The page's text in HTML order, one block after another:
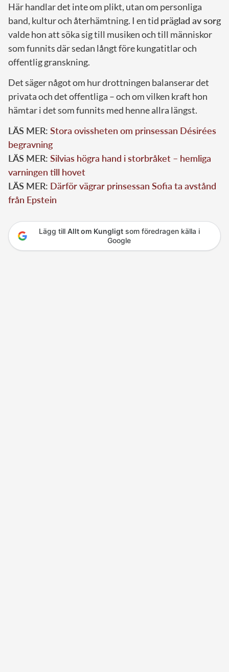
Här handlar det inte om plikt, utan om personliga
band, kultur och återhämtning. I en tid präglad av sorg
valde hon att söka sig till musiken och till människor
som funnits där sedan långt före kungatitlar och
offentlig granskning.
Det säger något om hur drottningen balanserar det
privata och det offentliga – och om vilken kraft hon
hämtar i det som funnits med henne allra längst.
LÄS MER: Stora ovissheten om prinsessan Désirées
begravning
LÄS MER: Silvias högra hand i storbråket – hemliga
varningen till hovet
LÄS MER: Därför vägrar prinsessan Sofia ta avstånd
från Epstein
Lägg till Allt om Kungligtsom föredragen källa i
Google